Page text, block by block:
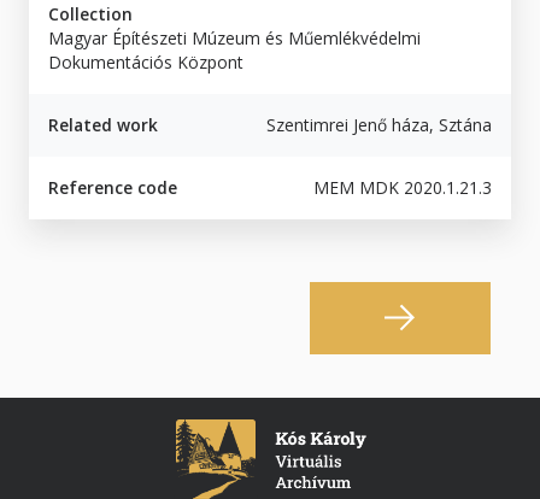
Collection
Magyar Építészeti Múzeum és Műemlékvédelmi
Dokumentációs Központ
Related work Szentimrei Jenő háza, Sztána
Reference code MEM MDK 2020.1.21.3